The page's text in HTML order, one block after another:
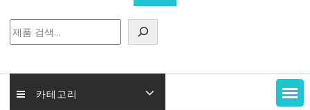
색
카테고리